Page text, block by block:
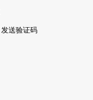
发送验证码